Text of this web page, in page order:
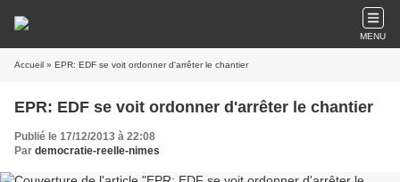
MENU
Accueil » EPR: EDF se voit ordonner d'arrêter le chantier
EPR: EDF se voit ordonner d'arrêter le chantier
Publié le 17/12/2013 à 22:08
Par democratie-reelle-nimes